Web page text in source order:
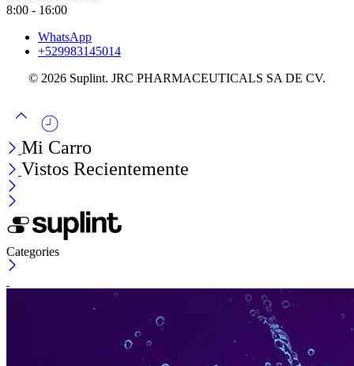
8:00 - 16:00
WhatsApp
+529983145014
© 2026 Suplint. JRC PHARMACEUTICALS SA DE CV.
Mi Carro
Vistos Recientemente
Categories